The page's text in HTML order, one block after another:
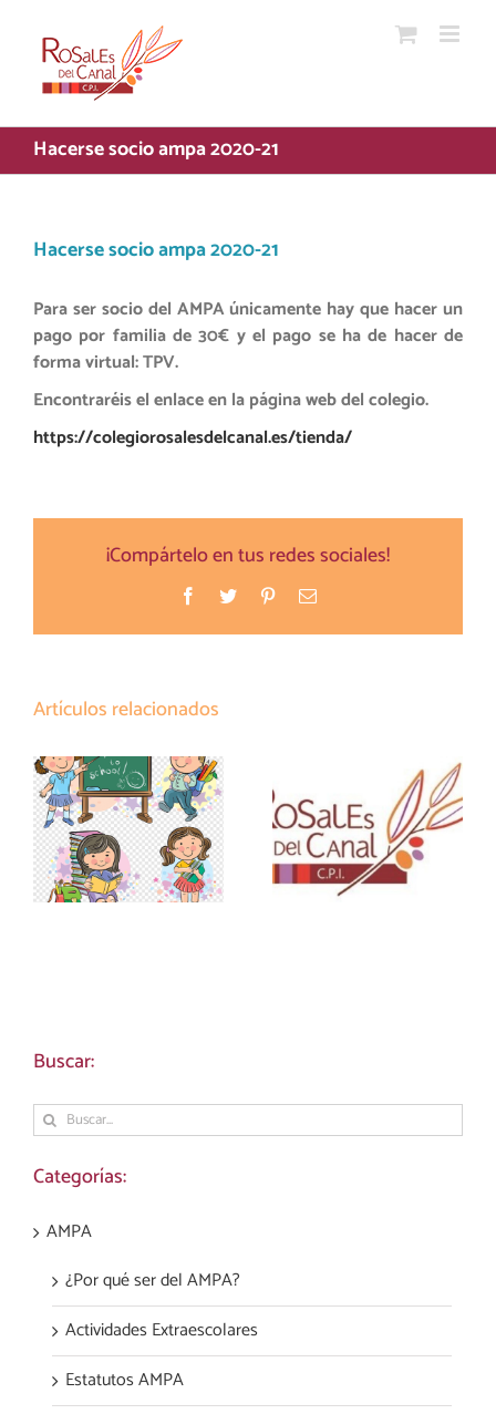
contenido
Hacerse socio ampa 2020-21
Hacerse socio ampa 2020-21
Para ser socio del AMPA únicamente hay que hacer un
pago por familia de 30€ y el pago se ha de hacer de
forma virtual: TPV.
Encontraréis el enlace en la página web del colegio.
https://colegiorosalesdelcanal.es/tienda/
¡Compártelo en tus redes sociales!
Facebook
Twitter PinterestCorreo
Artículos relacionados
LISTADO
MATERIALES
ESCOLARES Y
CURRICULARES
DE PRIMARIA 26-
27
INFORMACIÓN
MATRICULACIÓN
ESO Y BTO
Buscar:
Buscar:
Categorías:
AMPA
¿Por qué ser del AMPA?
Actividades Extraescolares
Estatutos AMPA